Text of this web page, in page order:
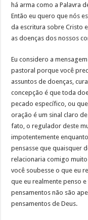
há arma como a Palavra
Então eu quero que nós
da escritura sobre Cristo
as doenças dos nossos
Eu considero a
pastoral porque você
assuntos de doenças,
concepção é que toda
pecado específico, ou
oração é um sinal claro
fato, o regulador deste
impotentemente
pensasse que quaisquer
relacionaria comigo
você soubesse o que eu
que eu realmente penso
pensamentos não são
pensamentos de Deus.